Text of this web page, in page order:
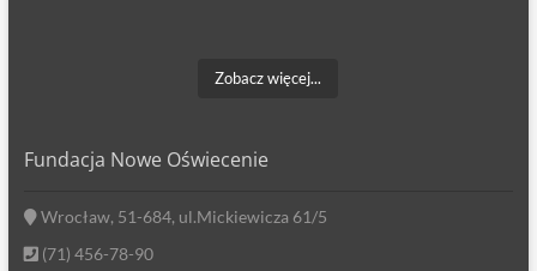
Zobacz więcej...
Fundacja Nowe Oświecenie
Wrocław, 51-684, ul.Mickiewicza 61/5
(71) 456-78-90